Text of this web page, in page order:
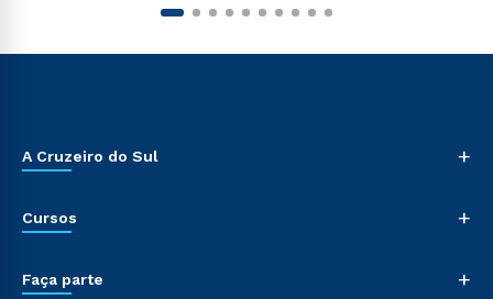
A Cruzeiro do Sul +
Cursos +
Faça parte +